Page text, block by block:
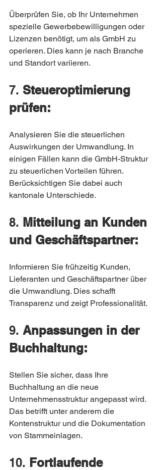
Überprüfen Sie, ob Ihr Unternehmen
spezielle Gewerbebewilligungen oder
Lizenzen benötigt, um als GmbH zu
operieren. Dies kann je nach Branche
und Standort variieren.
7. Steueroptimierung
prüfen:
Analysieren Sie die steuerlichen
Auswirkungen der Umwandlung. In
einigen Fällen kann die GmbH-Struktur
zu steuerlichen Vorteilen führen.
Berücksichtigen Sie dabei auch
kantonale Unterschiede.
8. Mitteilung an Kunden
und Geschäftspartner:
Informieren Sie frühzeitig Kunden,
Lieferanten und Geschäftspartner über
die Umwandlung. Dies schafft
Transparenz und zeigt Professionalität.
9. Anpassungen in der
Buchhaltung:
Stellen Sie sicher, dass Ihre
Buchhaltung an die neue
Unternehmensstruktur angepasst wird.
Das betrifft unter anderem die
Kontenstruktur und die Dokumentation
von Stammeinlagen.
10. Fortlaufende